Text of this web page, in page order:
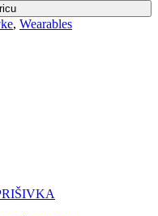
, Wearables